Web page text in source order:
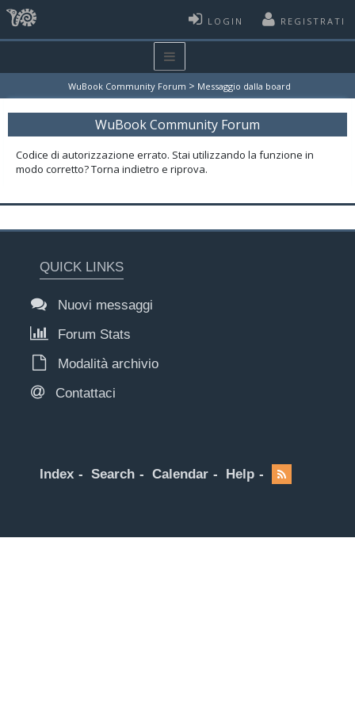
LOGIN REGISTRATI
WuBook Community Forum > Messaggio dalla board
WuBook Community Forum
Codice di autorizzazione errato. Stai utilizzando la funzione in
modo corretto? Torna indietro e riprova.
QUICK LINKS
Nuovi messaggi
Forum Stats
Modalità archivio
Contattaci
Index Search Calendar Help